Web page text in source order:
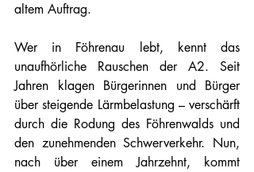
altem Auftrag.
Wer in Föhrenau lebt, kennt das
unaufhörliche Rauschen der A2. Seit
Jahren klagen Bürgerinnen und Bürger
über steigende Lärmbelastung – verschärft
durch die Rodung des Föhrenwalds und
den zunehmenden Schwerverkehr. Nun,
nach über einem Jahrzehnt, kommt